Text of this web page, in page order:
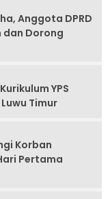
Anggota DPRD
dan Dorong
YPS
Timur
Korban
Pertama